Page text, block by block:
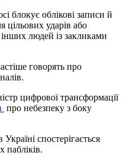
блокує облікові записи й
цільових ударів або
людей із закликами
говорять про
цифрової трансформації
про небезпеку з боку
спостерігається
пабліків.